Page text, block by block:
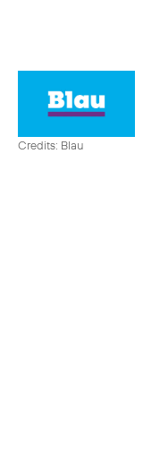
Credits: Blau